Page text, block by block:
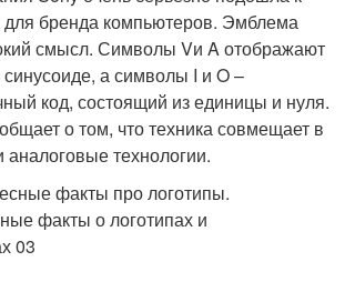
для бренда компьютеров. Эмблема
смысл. Символы Vи A отображают
а символы I и O –
код, состоящий из единицы и нуля.
о том, что техника совмещает в
технологии.